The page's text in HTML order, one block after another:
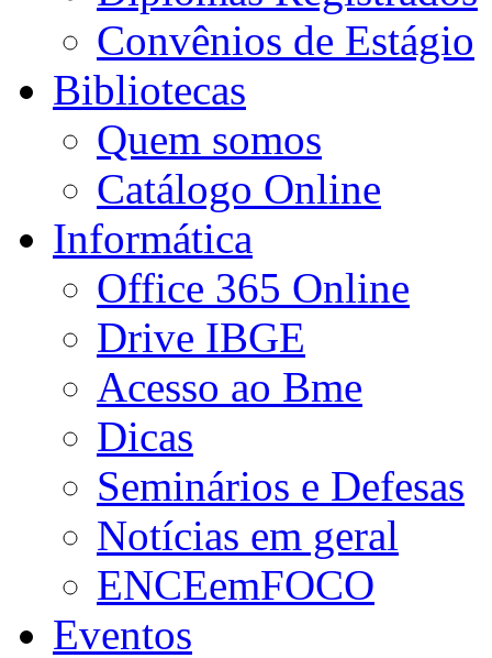
Convênios de Estágio
Bibliotecas
Quem somos
Catálogo Online
Informática
Office 365 Online
Drive IBGE
Acesso ao Bme
Dicas
Seminários e Defesas
Notícias em geral
ENCEemFOCO
Eventos